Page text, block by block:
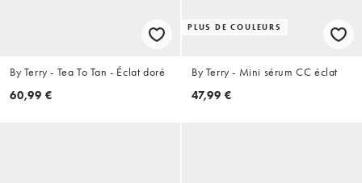
By Terry - Tea To Tan - Éclat doré
60,99 €
PLUS DE COULEURS
By Terry - Mini sérum CC éclat
47,99 €